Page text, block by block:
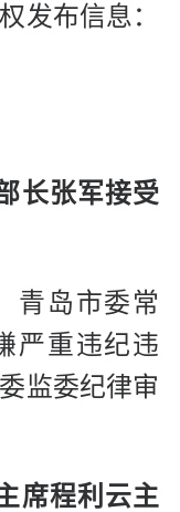
发布信息：
长张军接受
青岛市委常
严重违纪违
监委纪律审
席程利云主